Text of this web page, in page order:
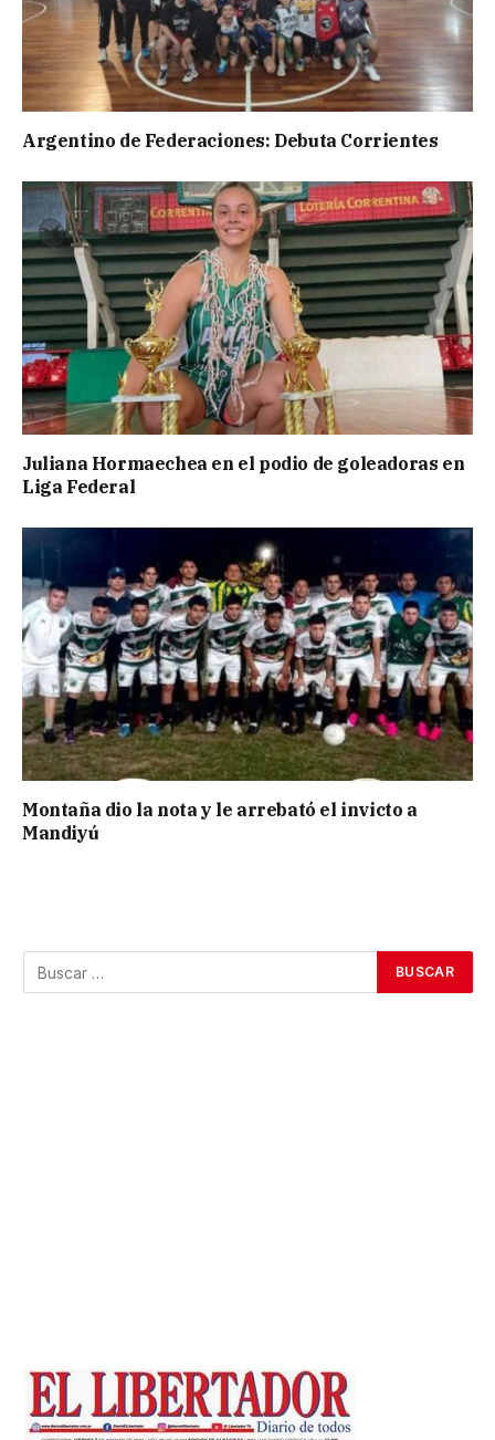
Argentino de Federaciones: Debuta Corrientes
Juliana Hormaechea en el podio de goleadoras en
Liga Federal
Montaña dio la nota y le arrebató el invicto a
Mandiyú